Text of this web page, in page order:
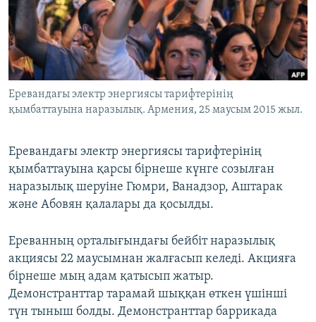
Русский
ЖАЗЫЛЫҢЫЗ
Басқа тілдерде
Еревандағы электр энергиясы тарифтерінің
қымбаттауына наразылық. Армения, 25 маусым 2015 жыл.
Еревандағы электр энергиясы тарифтерінің
қымбаттауына қарсы бірнеше күнге созылған
наразылық шеруіне Гюмри, Ванадзор, Аштарак
және Абовян қалалары да қосылды.
Ереванның орталығындағы бейбіт наразылық
акциясы 22 маусымнан жалғасып келеді. Акцияға
бірнеше мың адам қатысып жатыр.
Демонстранттар тарамай шыққан өткен үшінші
түн тыныш болды. Демонстранттар баррикада